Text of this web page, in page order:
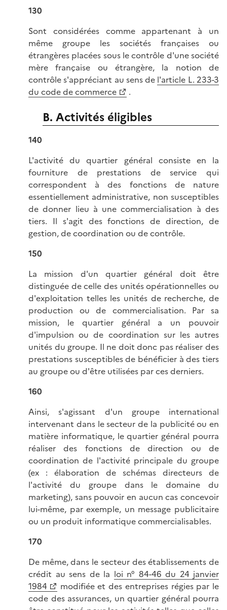
130
Sont considérées comme appartenant à un
même groupe les sociétés françaises ou
étrangères placées sous le contrôle d'une société
mère française ou étrangère, la notion de
contrôle s'appréciant au sens de l'article L. 233-3
du code de commerce
.
B. Activités éligibles
140
L'activité du quartier général consiste en la
fourniture de prestations de service qui
correspondent à des fonctions de nature
essentiellement administrative, non susceptibles
de donner lieu à une commercialisation à des
tiers. Il s'agit des fonctions de direction, de
gestion, de coordination ou de contrôle.
150
La mission d'un quartier général doit être
distinguée de celle des unités opérationnelles ou
d'exploitation telles les unités de recherche, de
production ou de commercialisation. Par sa
mission, le quartier général a un pouvoir
d'impulsion ou de coordination sur les autres
unités du groupe. Il ne doit donc pas réaliser des
prestations susceptibles de bénéficier à des tiers
au groupe ou d'être utilisées par ces derniers.
160
Ainsi, s'agissant d'un groupe international
intervenant dans le secteur de la publicité ou en
matière informatique, le quartier général pourra
réaliser des fonctions de direction ou de
coordination de l'activité principale du groupe
(ex : élaboration de schémas directeurs de
l'activité du groupe dans le domaine du
marketing), sans pouvoir en aucun cas concevoir
lui-même, par exemple, un message publicitaire
ou un produit informatique commercialisables.
170
De même, dans le secteur des établissements de
crédit au sens de la loi n° 84-46 du 24 janvier
1984
modifiée et des entreprises régies par le
code des assurances, un quartier général pourra